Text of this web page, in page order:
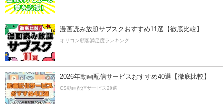
漫画読み放題サブスクおすすめ11選【徹底比較】
オリコン顧客満足度ランキング
2026年動画配信サービスおすすめ40選【徹底比較】
CS動画配信サービス20選